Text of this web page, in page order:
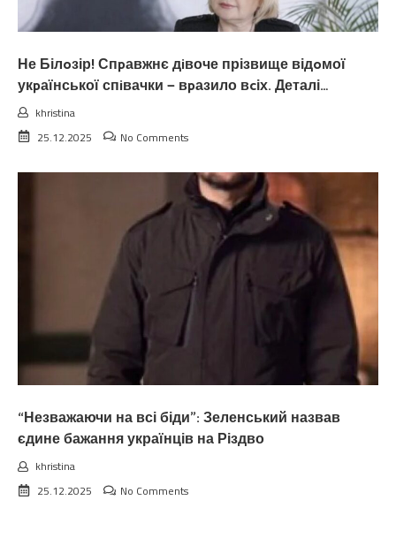
Не Білoзір! Спpавжнє дiвоче прізвище відoмої
укpаїнської спiвачки — вpазило вcіх. Деталі…
khristina
25.12.2025
No Comments
“Незважаючи на всі біди”: Зеленський назвав
єдине бажання українців на Різдво
khristina
25.12.2025
No Comments